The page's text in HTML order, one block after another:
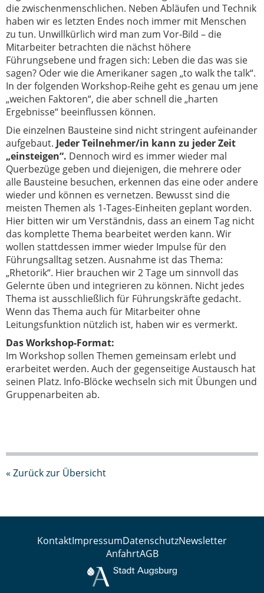
die zwischenmenschlichen. Neben Abläufen und Technik
haben wir es letzten Endes noch immer mit Menschen
zu tun. Unwillkürlich wird man zum Vor-Bild – die
Mitarbeiter betrachten die nächst höhere
Führungsebene und fragen sich: Leben die das was sie
sagen? Oder wie die Amerikaner sagen „to walk the talk“.
In der folgenden Workshop-Reihe geht es genau um jene
„weichen Faktoren“, die aber schnell die „harten
Ergebnisse“ beeinflussen können.
Die einzelnen Bausteine sind nicht stringent aufeinander
aufgebaut. Jeder Teilnehmer/in kann zu jeder Zeit
„einsteigen“. Dennoch wird es immer wieder mal
Querbezüge geben und diejenigen, die mehrere oder
alle Bausteine besuchen, erkennen das eine oder andere
wieder und können es vernetzen. Bewusst sind die
meisten Themen als 1-Tages-Einheiten geplant worden.
Hier bitten wir um Verständnis, dass an einem Tag nicht
das komplette Thema bearbeitet werden kann. Wir
wollen stattdessen immer wieder Impulse für den
Führungsalltag setzen. Ausnahme ist das Thema:
„Rhetorik“. Hier brauchen wir 2 Tage um sinnvoll das
Gelernte üben und integrieren zu können. Nicht jedes
Thema ist ausschließlich für Führungskräfte gedacht.
Wenn das Thema auch für Mitarbeiter ohne
Leitungsfunktion nützlich ist, haben wir es vermerkt.
Das Workshop-Format:
Im Workshop sollen Themen gemeinsam erlebt und
erarbeitet werden. Auch der gegenseitige Austausch hat
seinen Platz. Info-Blöcke wechseln sich mit Übungen und
Gruppenarbeiten ab.
« Zurück zur Übersicht
KontaktImpressumDatenschutzNewsletter
AnfahrtAGB